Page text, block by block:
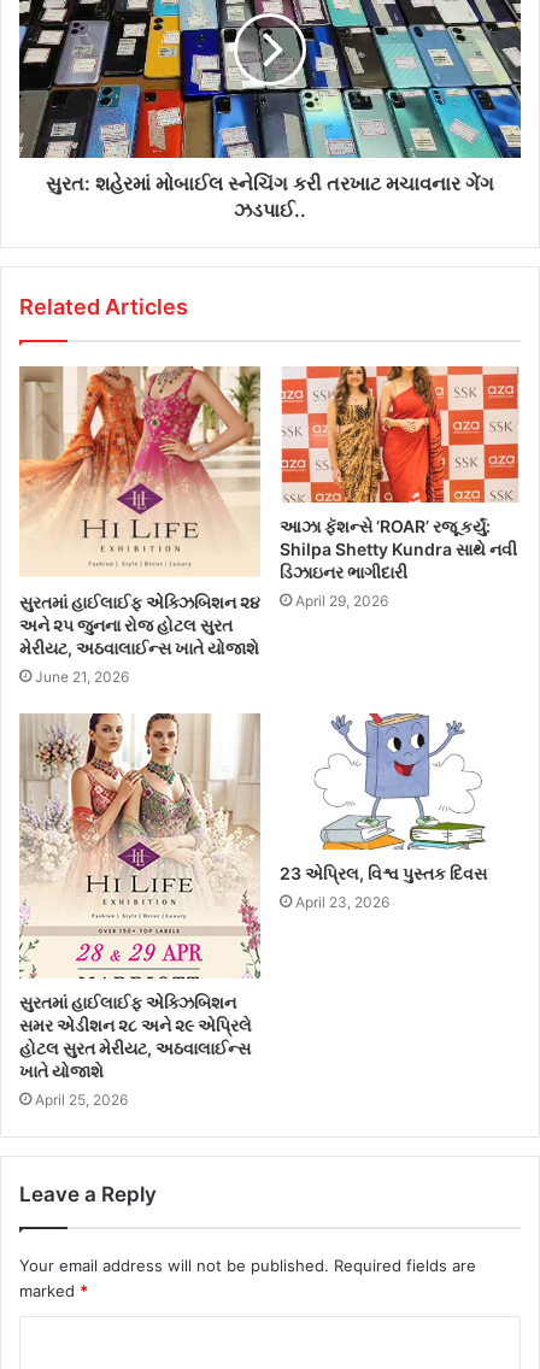
સુરત: શહેરમાં મોબાઈલ સ્નેચિંગ કરી તરખાટ મચાવનાર ગેંગ
ઝડપાઈ..
Related Articles
સુરતમાં હાઈલાઈફ એક્ઝિબિશન ૨૪
અને ૨૫ જુનના રોજ હોટલ સુરત
મેરીયટ, અઠવાલાઈન્સ ખાતે યોજાશે
June 21, 2026
આઝા ફૅશન્સે ‘ROAR’ રજૂ કર્યું:
Shilpa Shetty Kundra સાથે નવી
ડિઝાઇનર ભાગીદારી
April 29, 2026
સુરતમાં હાઈલાઈફ એક્ઝિબિશન
સમર એડીશન ૨૮ અને ૨૯ એપ્રિલે
હોટલ સુરત મેરીયટ, અઠવાલાઈન્સ
ખાતે યોજાશે
April 25, 2026
23 એપ્રિલ, વિશ્વ પુસ્તક દિવસ
April 23, 2026
Leave a Reply
Your email address will not be published. Required fields are
marked *